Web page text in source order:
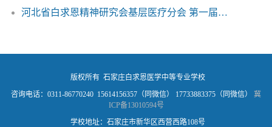
河北省白求恩精神研究会基层医疗分会 第一届理事会在我校召开
版权所有 石家庄白求恩医学中等专业学校
咨询电话：0311-86770240 15614156357（同微信） 17733883375（同微信） 冀
ICP备13010594号
学校地址：石家庄市新华区西营西路108号